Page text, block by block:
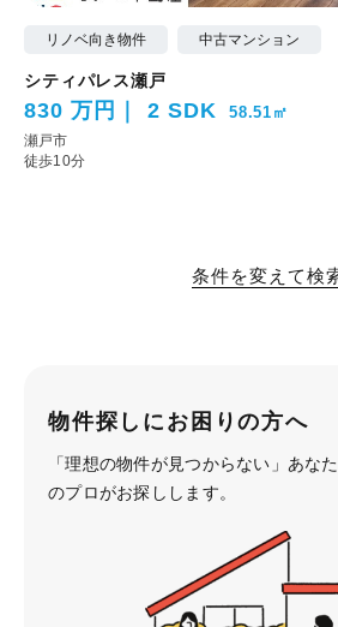
リノベ向き物件 中古マンション
シティパレス瀬戸
830 万円 2 SDK 58.51㎡
瀬戸市
徒歩10分
条件を変えて検
物件探しにお困りの方へ
「理想の物件が見つからない」あな
のプロがお探しします。